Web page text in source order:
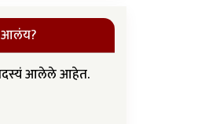
आलेले आहेत.